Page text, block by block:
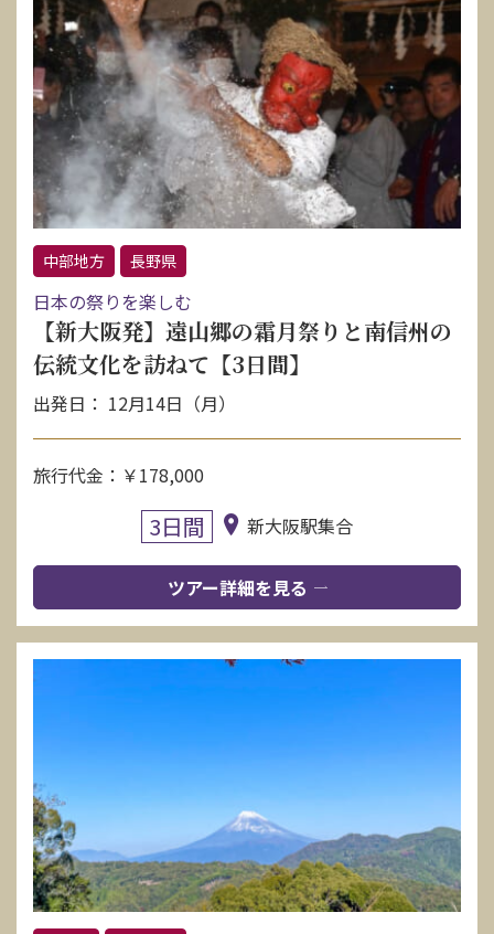
中部地方 長野県
日本の祭りを楽しむ
【新大阪発】遠山郷の霜月祭りと南信州の
伝統文化を訪ねて【3日間】
出発日： 12月14日（月）
旅行代金：￥178,000
3日間 新大阪駅集合
ツアー詳細を見る